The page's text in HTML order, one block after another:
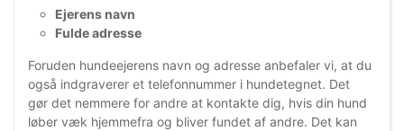
Ejerens navn
Fulde adresse
Foruden hundeejerens navn og adresse anbefaler vi, at du
også indgraverer et telefonnummer i hundetegnet. Det
gør det nemmere for andre at kontakte dig, hvis din hund
løber væk hjemmefra og bliver fundet af andre. Det kan